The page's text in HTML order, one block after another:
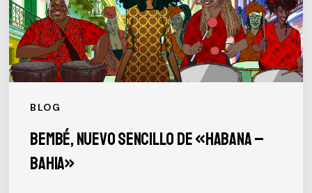
BLOG
«Habana
–
Bahia»
Bembé, nuevo sencillo de «Habana –
Bahia»